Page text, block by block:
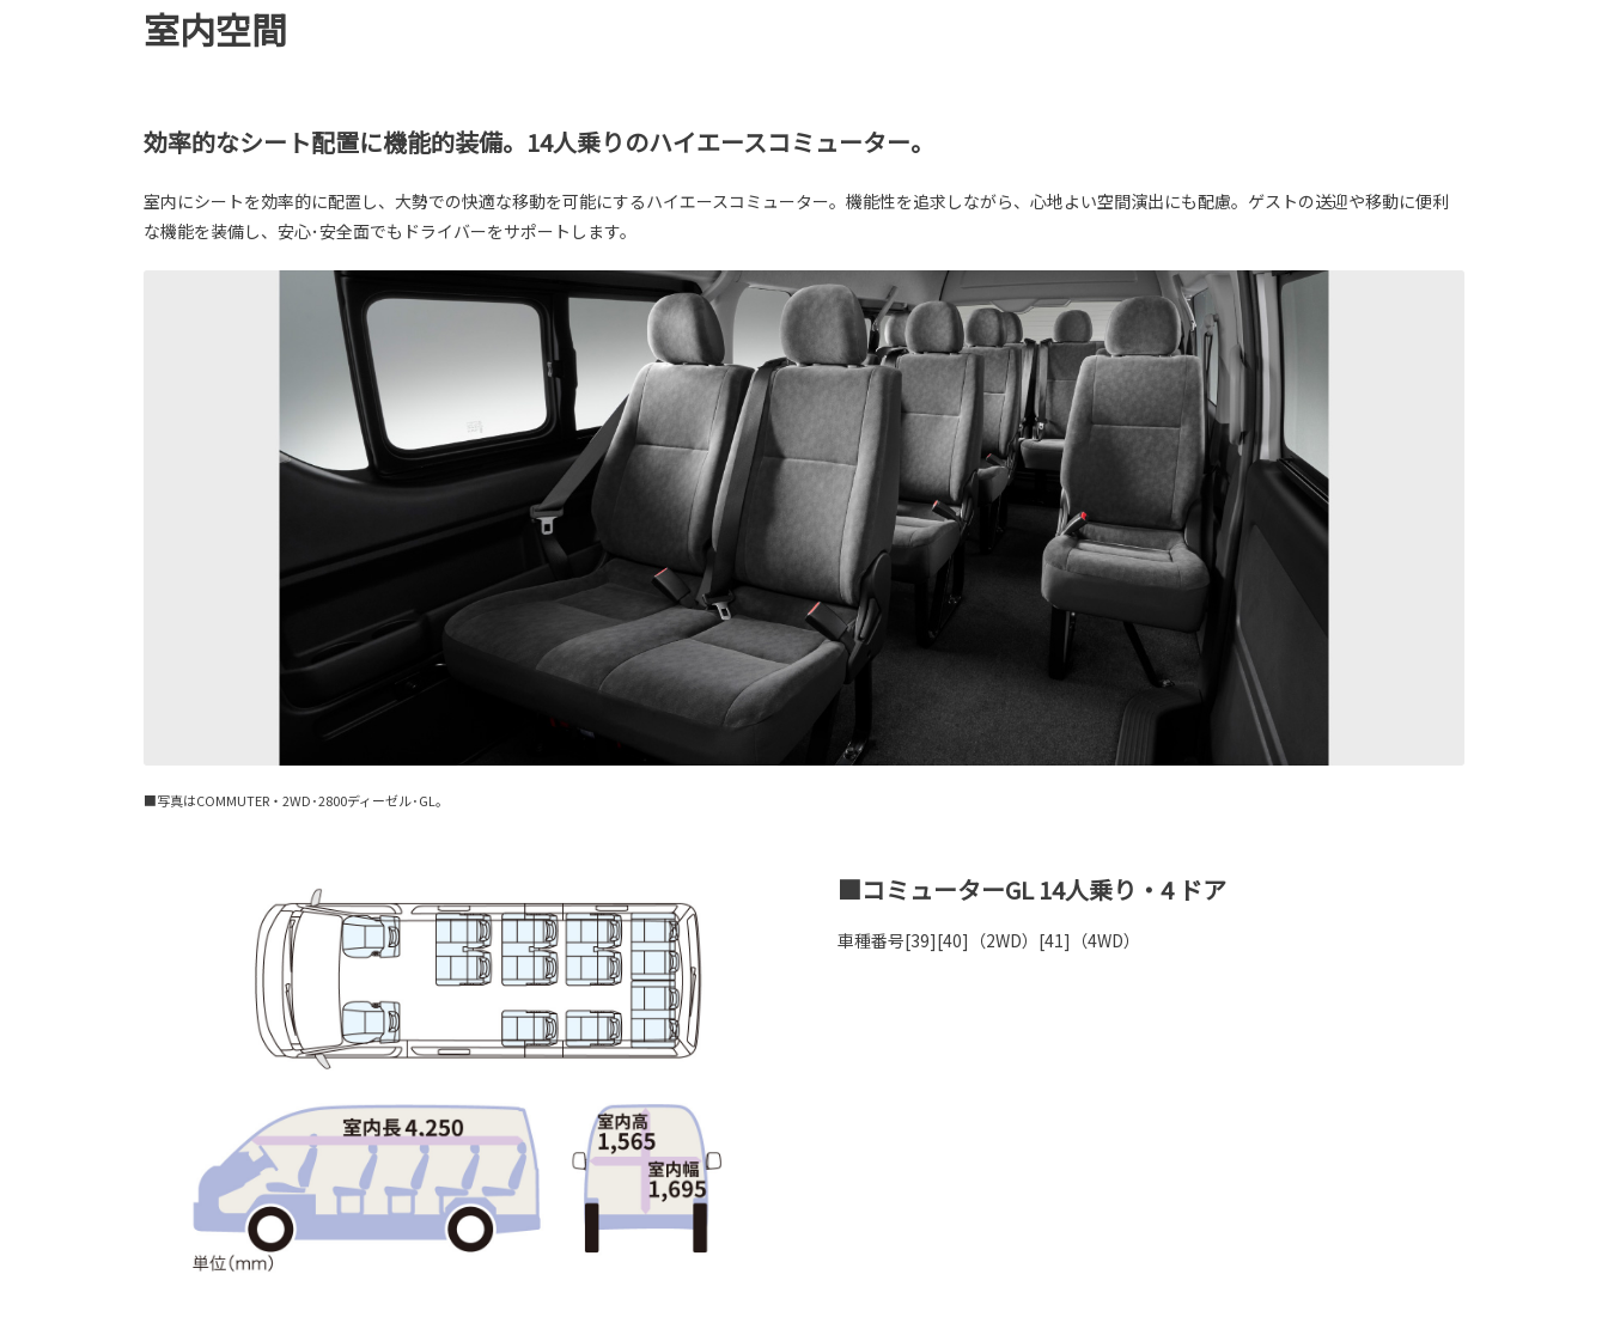
室内空間
効率的なシート配置に機能的装備。14人乗りのハイエースコミューター。
室内にシートを効率的に配置し、大勢での快適な移動を可能にするハイエースコミューター。機能性を追求しながら、心地よい空間演出にも配慮。ゲストの送迎や移動に便利
な機能を装備し、安心･安全面でもドライバーをサポートします。
■写真はCOMMUTER・2WD･2800ディーゼル･GL。
■コミューターGL 14人乗り・4 ドア
車種番号[39][40]（2WD）[41]（4WD）